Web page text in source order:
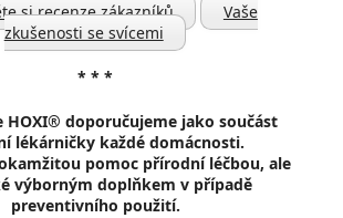
si recenze zákazníků
Vaše
zkušenosti se svícemi
* * *
HOXI® doporučujeme jako součást
lékárničky každé domácnosti.
pomoc přírodní léčbou, ale
výborným doplňkem v případě
preventivního použití.